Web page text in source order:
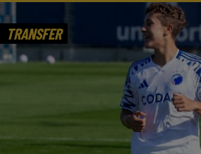
TRANSFER